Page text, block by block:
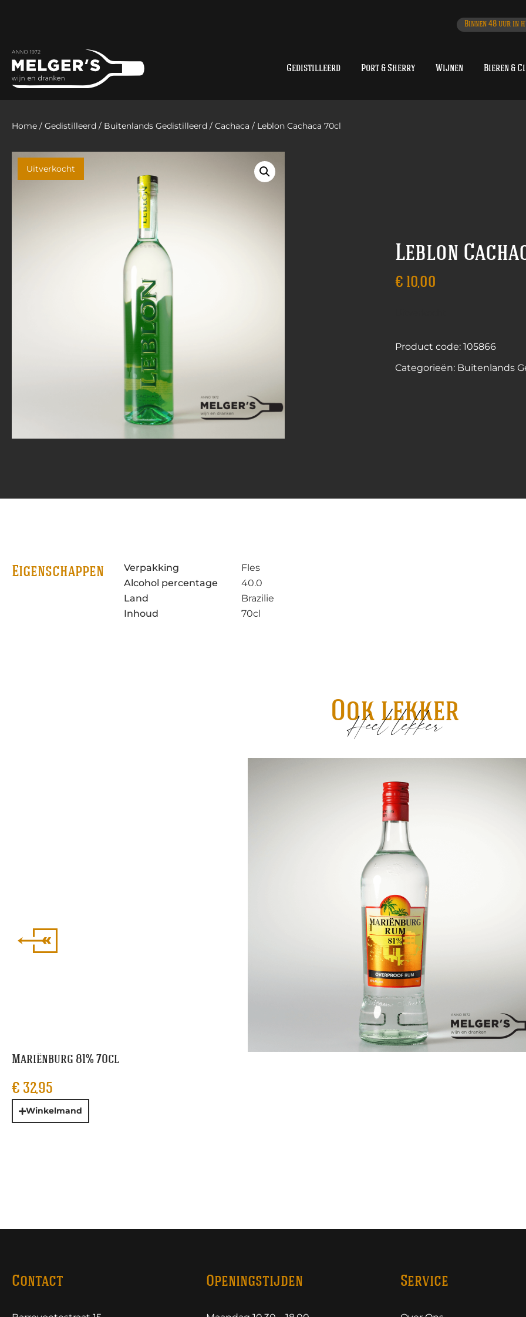
Binnen 48 uur in
Gedistilleerd Port & Sherry Wijnen Bieren &
Home / Gedistilleerd / Buitenlands Gedistilleerd / Cachaca / Leblon Cachaca 70cl
Uitverkocht
Leblon
€ 10,00
Product code: 105866
Categorieën: Buitenlands
Eigenschappen Verpakking
Fles
Alcohol percentage
40.0
Land
Brazilie
Inhoud
70cl
Ook lekker
Heel lekker
Mariënburg 81% 70cl
€ 32,95
Winkelmand
Contact Openingstijden Service